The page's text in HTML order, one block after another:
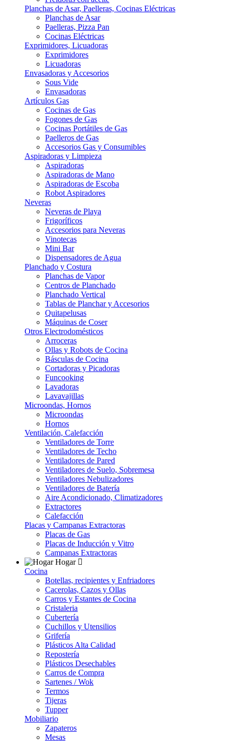
Planchas de Asar, Paelleras, Cocinas Eléctricas
Planchas de Asar
Paelleras, Pizza Pan
Cocinas Eléctricas
Exprimidores, Licuadoras
Exprimidores
Licuadoras
Envasadoras y Accesorios
Sous Vide
Envasadoras
Artículos Gas
Cocinas de Gas
Fogones de Gas
Cocinas Portátiles de Gas
Paelleros de Gas
Accesorios Gas y Consumibles
Aspiradoras y Limpieza
Aspiradoras
Aspiradoras de Mano
Aspiradoras de Escoba
Robot Aspiradores
Neveras
Neveras de Playa
Frigoríficos
Accesorios para Neveras
Vinotecas
Mini Bar
Dispensadores de Agua
Planchado y Costura
Planchas de Vapor
Centros de Planchado
Planchado Vertical
Tablas de Planchar y Accesorios
Quitapelusas
Máquinas de Coser
Otros Electrodomésticos
Arroceras
Ollas y Robots de Cocina
Básculas de Cocina
Cortadoras y Picadoras
Funcooking
Lavadoras
Lavavajillas
Microondas, Hornos
Microondas
Hornos
Ventilación, Calefacción
Ventiladores de Torre
Ventiladores de Techo
Ventiladores de Pared
Ventiladores de Suelo, Sobremesa
Ventiladores Nebulizadores
Ventiladores de Batería
Aire Acondicionado, Climatizadores
Extractores
Calefacción
Placas y Campanas Extractoras
Placas de Gas
Placas de Inducción y Vitro
Campanas Extractoras
Hogar
Cocina
Botellas, recipientes y Enfriadores
Cacerolas, Cazos y Ollas
Carros y Estantes de Cocina
Cristaleria
Cubertería
Cuchillos y Utensilios
Grifería
Plásticos Alta Calidad
Repostería
Plásticos Desechables
Carros de Compra
Sartenes / Wok
Termos
Tijeras
Tupper
Mobiliario
Zapateros
Mesas